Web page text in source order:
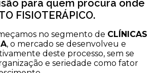
para quem procura onde
FISIOTERÁPICO.
no segmento de CLÍNICAS
, o mercado se desenvolveu e
deste processo, sem se
e seriedade como fator